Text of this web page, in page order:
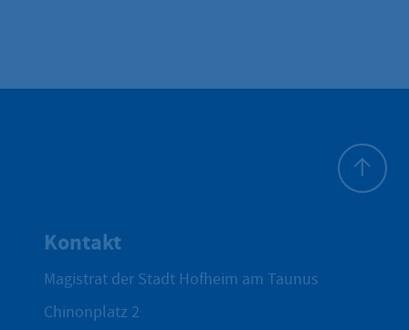
Kontakt
Magistrat der Stadt Hofheim am Taunus
Chinonplatz 2